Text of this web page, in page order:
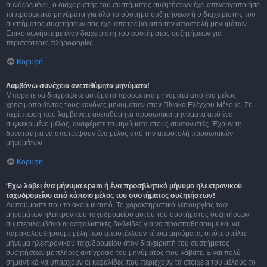
συνδεδεμένοι, ο διαχειριστής του συστήματος συζητήσεων έχει απενεργοποιήσει
τα προσωπικά μηνύματα για όλο το σύστημα συζητήσεων ή ο διαχειριστής του
συστήματος συζητήσεων σας έχει αποτρέψει από την αποστολή μηνυμάτων.
Επικοινωνήστε με έναν διαχειριστή του συστήματος συζητήσεων για
περισσότερες πληροφορίες.
Κορυφή
Λαμβάνω συνέχεια ανεπιθύμητα μηνύματα!
Μπορείτε να διαγράψετε αυτόματα προσωπικά μηνύματα από ένα μέλος,
χρησιμοποιώντας τους κανόνες μηνυμάτων στον Πίνακα Ελέγχου Μέλους. Σε
περίπτωση που λαμβάνετε ανεπιθύμητα προσωπικά μηνύματα από ένα
συγκεκριμένο μέλος, αναφέρετε τα μηνύματα στους συντονιστές. Έχουν τη
δυνατότητα να αποτρέψουν ένα μέλος από την αποστολή προσωπικών
μηνυμάτων.
Κορυφή
Έχω λάβει ένα μήνυμα spam ή ένα προσβλητικό μήνυμα ηλεκτρονικού
ταχυδρομείου από κάποιο μέλος του συστήματος συζητήσεων!
Λυπούμαστε που το ακούμε αυτό. Το χαρακτηριστικό λειτουργίας των
μηνυμάτων ηλεκτρονικού ταχυδρομείου αυτού του συστήματος συζητήσεων
συμπεριλαμβάνουν ασφαλιστικές δικλείδες για να προσπαθήσουμε και να
παρακολουθήσουμε μέλη που αποστέλλουν τέτοια μηνύματα, οπότε στείλτε
μήνυμα ηλεκτρονικού ταχυδρομείου στον διαχειριστή του συστήματος
συζητήσεων με πλήρες αντίγραφο του μηνύματος που λάβατε. Είναι πολύ
σημαντικό να υπάρχουν οι κεφαλίδες που περιέχουν τα στοιχεία του μέλους το